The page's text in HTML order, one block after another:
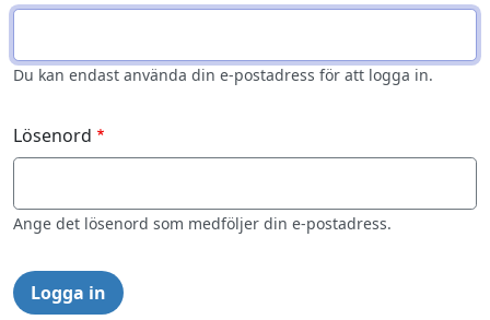
Du kan endast använda din e-postadress för att logga in.
Lösenord
Ange det lösenord som medföljer din e-postadress.